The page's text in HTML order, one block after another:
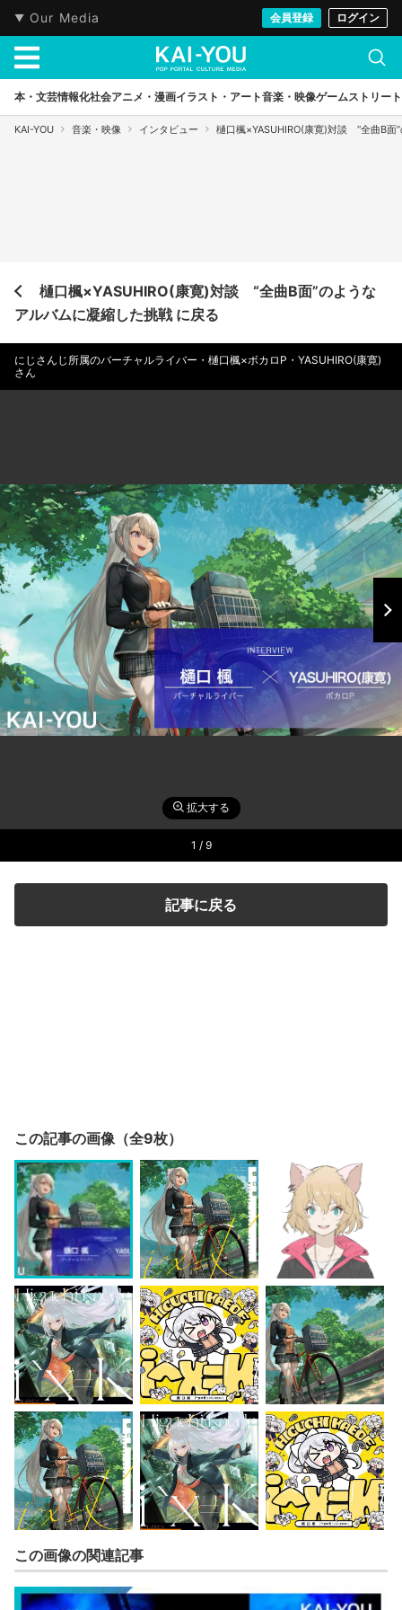
Our Media 会員登録 ログイン
本・文芸情報化社会アニメ・漫画イラスト・アート音楽・映像ゲームストリート
KAI-YOU 音楽・映像 インタビュー 樋口楓×YASUHIRO(康寛)対談 “全曲B面
樋口楓×YASUHIRO(康寛)対談 “全曲B面”のような
アルバムに凝縮した挑戦 に戻る
にじさんじ所属のバーチャルライバー・樋口楓×ボカロP・YASUHIRO(康寛)
さん
拡大する
1 / 9
記事に戻る
この記事の画像（全9枚）
この画像の関連記事